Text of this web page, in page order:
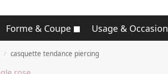
Forme & Coupe Usage & Occasion
/ casquette tendance piercing